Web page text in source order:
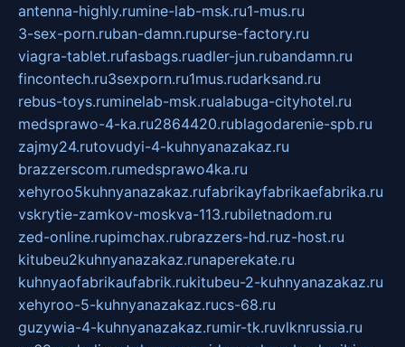
antenna-highly.rumine-lab-msk.ru1-mus.ru
3-sex-porn.ruban-damn.rupurse-factory.ru
viagra-tablet.rufasbags.ruadler-jun.rubandamn.ru
fincontech.ru3sexporn.ru1mus.rudarksand.ru
rebus-toys.ruminelab-msk.rualabuga-cityhotel.ru
medsprawo-4-ka.ru2864420.rublagodarenie-spb.ru
zajmy24.rutovudyi-4-kuhnyanazakaz.ru
brazzerscom.rumedsprawo4ka.ru
xehyroo5kuhnyanazakaz.rufabrikayfabrikaefabrika.ru
vskrytie-zamkov-moskva-113.rubiletnadom.ru
zed-online.rupimchax.rubrazzers-hd.ruz-host.ru
kitubeu2kuhnyanazakaz.runaperekate.ru
kuhnyaofabrikaufabrik.rukitubeu-2-kuhnyanazakaz.ru
xehyroo-5-kuhnyanazakaz.rucs-68.ru
guzywia-4-kuhnyanazakaz.rumir-tk.ruvlknrussia.ru